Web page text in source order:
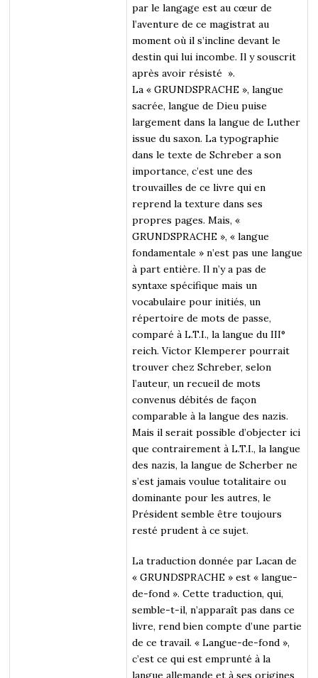
par le langage est au cœur de
l’aventure de ce magistrat au
moment où il s’incline devant le
destin qui lui incombe. Il y souscrit
après avoir résisté ».
La « GRUNDSPRACHE », langue
sacrée, langue de Dieu puise
largement dans la langue de Luther
issue du saxon. La typographie
dans le texte de Schreber a son
importance, c’est une des
trouvailles de ce livre qui en
reprend la texture dans ses
propres pages. Mais, «
GRUNDSPRACHE », « langue
fondamentale » n’est pas une langue
à part entière. Il n’y a pas de
syntaxe spécifique mais un
vocabulaire pour initiés, un
répertoire de mots de passe,
comparé à L.T.I., la langue du III°
reich. Victor Klemperer pourrait
trouver chez Schreber, selon
l’auteur, un recueil de mots
convenus débités de façon
comparable à la langue des nazis.
Mais il serait possible d’objecter ici
que contrairement à L.T.I., la langue
des nazis, la langue de Scherber ne
s’est jamais voulue totalitaire ou
dominante pour les autres, le
Président semble être toujours
resté prudent à ce sujet.
La traduction donnée par Lacan de
« GRUNDSPRACHE » est « langue-
de-fond ». Cette traduction, qui,
semble-t-il, n’apparaît pas dans ce
livre, rend bien compte d’une partie
de ce travail. « Langue-de-fond »,
c’est ce qui est emprunté à la
langue allemande et à ses origines